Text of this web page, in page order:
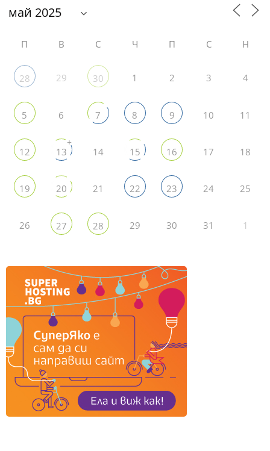
П В С Ч П С Н
28 29 30 1 2 3 4
5 6 7 8 9 10 11
12 13
+
14 15 16 17 18
19 20 21 22 23 24 25
26 27 28 29 30 31 1